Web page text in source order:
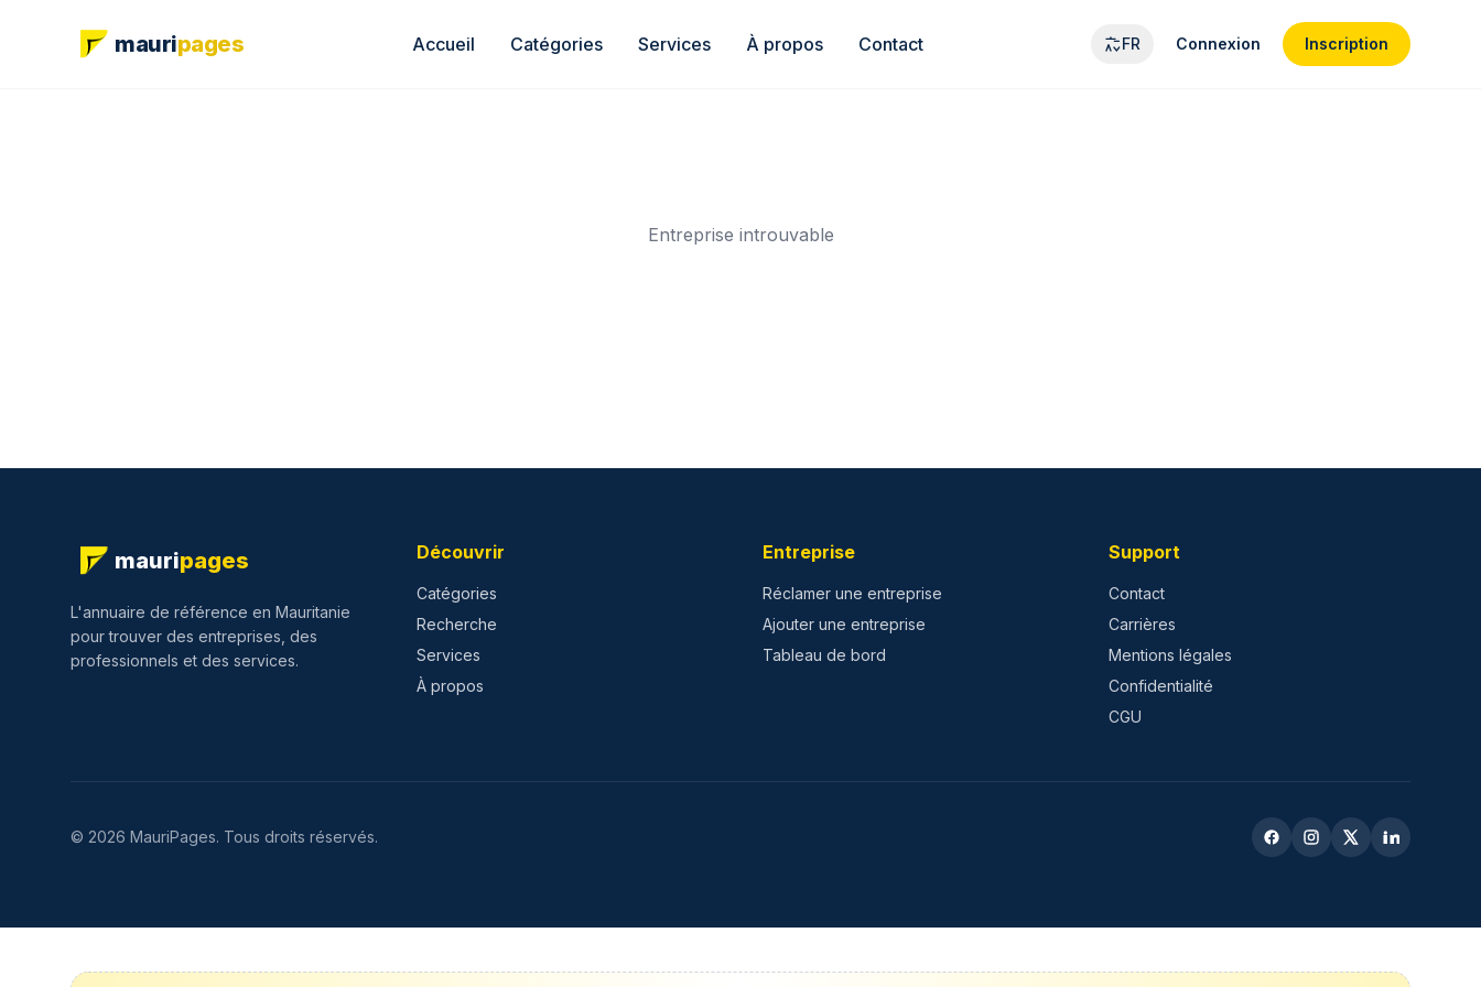
mauripages Accueil Catégories Services À propos Contact FR Connexion Inscription
Entreprise introuvable
mauripages
L'annuaire de référence en Mauritanie
pour trouver des entreprises, des
professionnels et des services.
Découvrir
Catégories
Recherche
Services
À propos
Entreprise
Réclamer une entreprise
Ajouter une entreprise
Tableau de bord
Support
Contact
Carrières
Mentions légales
Confidentialité
CGU
© 2026 MauriPages. Tous droits réservés.